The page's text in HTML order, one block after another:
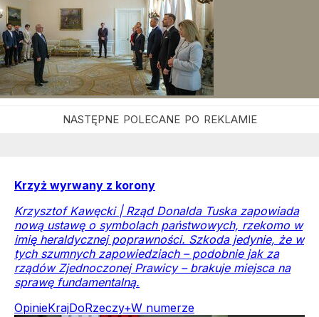
Krzyż wyrwany z korony
Krzysztof Kawęcki | Rząd Donalda Tuska zapowiada
nową ustawę o symbolach państwowych, rzekomo w
imię heraldycznej poprawności. Szkoda jedynie, że w
tych szumnych zapowiedziach – podobnie jak za
rządów Zjednoczonej Prawicy – brakuje miejsca na
sprawę fundamentalną.
OpinieKrajDoRzeczy+W numerze